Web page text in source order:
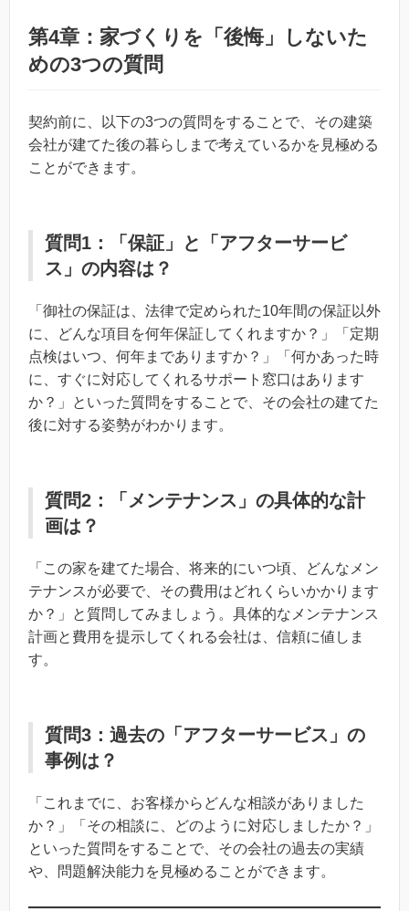
第4章：家づくりを「後悔」しないた
めの3つの質問
契約前に、以下の3つの質問をすることで、その建築
会社が建てた後の暮らしまで考えているかを見極める
ことができます。
質問1：「保証」と「アフターサービ
ス」の内容は？
「御社の保証は、法律で定められた10年間の保証以外
に、どんな項目を何年保証してくれますか？」「定期
点検はいつ、何年までありますか？」「何かあった時
に、すぐに対応してくれるサポート窓口はあります
か？」といった質問をすることで、その会社の建てた
後に対する姿勢がわかります。
質問2：「メンテナンス」の具体的な計
画は？
「この家を建てた場合、将来的にいつ頃、どんなメン
テナンスが必要で、その費用はどれくらいかかります
か？」と質問してみましょう。具体的なメンテナンス
計画と費用を提示してくれる会社は、信頼に値しま
す。
質問3：過去の「アフターサービス」の
事例は？
「これまでに、お客様からどんな相談がありました
か？」「その相談に、どのように対応しましたか？」
といった質問をすることで、その会社の過去の実績
や、問題解決能力を見極めることができます。